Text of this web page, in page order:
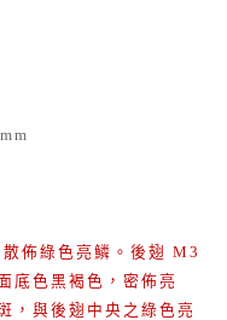
佈綠色亮鱗。後翅 M3
底色黑褐色，密佈亮
，與後翅中央之綠色亮